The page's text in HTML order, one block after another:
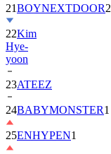
21BOYNEXTDOOR2
22Kim
Hye-
yoon
23ATEEZ
24BABYMONSTER1
25ENHYPEN1